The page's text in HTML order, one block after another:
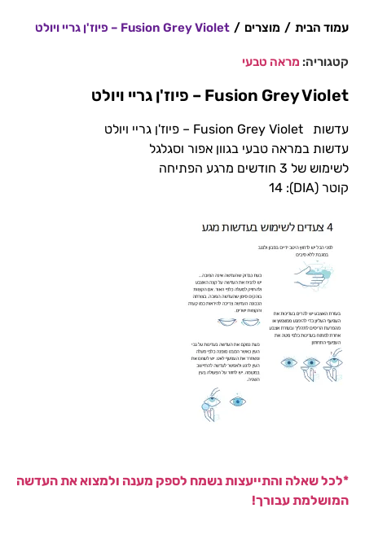
עמוד הבית / מוצרים / Fusion Grey Violet – פיוז'ן גריי ויולט
קטגוריה: מראה טבעי
Fusion Grey Violet – פיוז'ן גריי ויולט
עדשות Fusion Grey Violet – פיוז'ן גריי ויולט
עדשות במראה טבעי בגוון אפור וסגלגל
לשימוש של 3 חודשים מרגע הפתיחה
קוטר (DIA): 14
*לכל שאלה והתייעצות נשמח לספק מענה ולמצוא את העדשה
המושלמת עבורך!